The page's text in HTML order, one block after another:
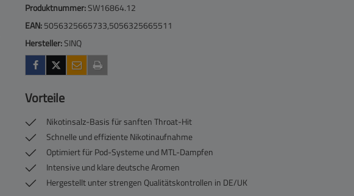
Produktnummer:SW16864.12
EAN:5056325665733,5056325665511
Hersteller:SINQ
Vorteile
Nikotinsalz-Basis für sanften Throat-Hit
Schnelle und effiziente Nikotinaufnahme
Optimiert für Pod-Systeme und MTL-Dampfen
Intensive und klare deutsche Aromen
Hergestellt unter strengen Qualitätskontrollen in DE/UK